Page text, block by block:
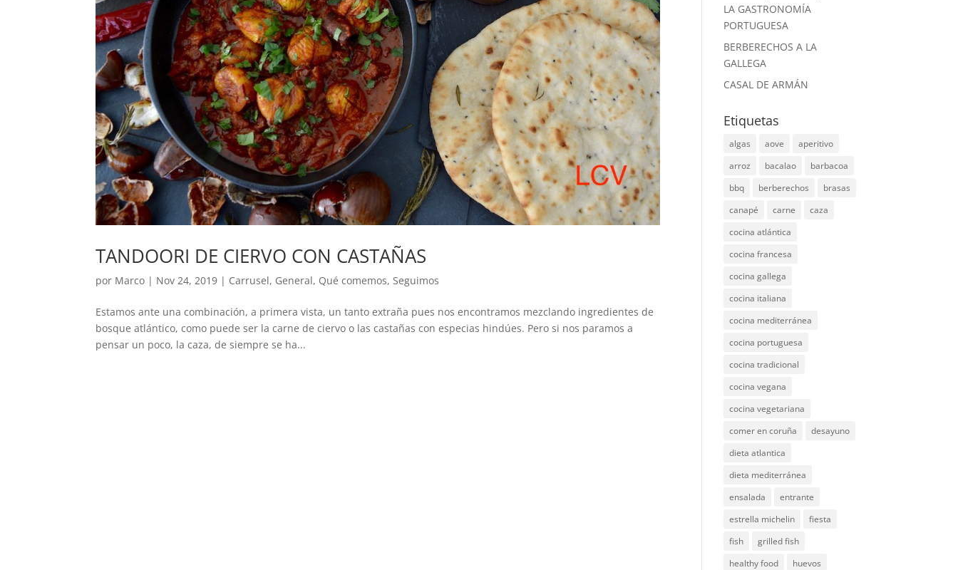
TANDOORI DE CIERVO CON CASTAÑAS
por Marco | Nov 24, 2019 | Carrusel, General, Qué comemos, Seguimos
Estamos ante una combinación, a primera vista, un tanto extraña pues nos encontramos mezclando ingredientes de
bosque atlántico, como puede ser la carne de ciervo o las castañas con especias hindúes. Pero si nos paramos a
pensar un poco, la caza, de siempre se ha...
LA GASTRONOMÍA
PORTUGUESA
BERBERECHOS A LA
GALLEGA
CASAL DE ARMÁN
Etiquetas
algas aove
aperitivo
arroz
bacalao
barbacoa
bbq
berberechos
brasas
canapé
carne
caza
cocina atlántica
cocina francesa
cocina gallega
cocina italiana
cocina mediterránea
cocina portuguesa
cocina tradicional
cocina vegana
cocina vegetariana
comer en coruña
desayuno
dieta atlantica
dieta mediterránea
ensalada
entrante
estrella michelin
fiesta
fish
grilled fish
healthy food
huevos